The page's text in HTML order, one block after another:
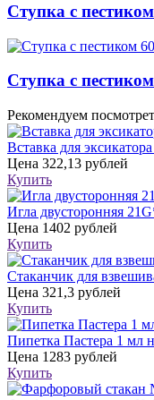
Ступка с
Ступка с
Рекомендуем
Вставка для
Цена 322,13 рублей
Купить
Игла двусторонняя
Цена 1402 рублей
Купить
Стаканчик для
Цена 321,3 рублей
Купить
Пипетка Пастера 1 мл
Цена 1283 рублей
Купить